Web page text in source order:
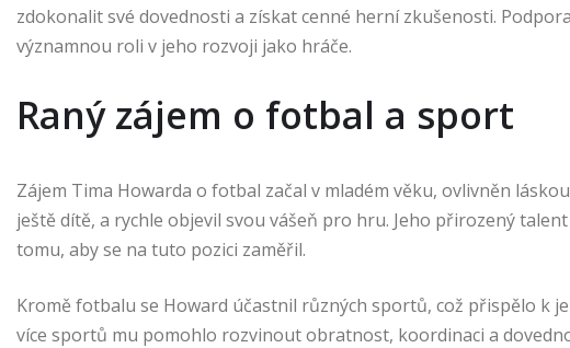
zdokonalit své dovednosti a získat cenné herní zkušenosti.
významnou roli v jeho rozvoji jako hráče.
Raný zájem o fotbal a sport
Zájem Tima Howarda o fotbal začal v mladém věku, ovlivněn
ještě dítě, a rychle objevil svou vášeň pro hru. Jeho přirozený
tomu, aby se na tuto pozici zaměřil.
Kromě fotbalu se Howard účastnil různých sportů, což přispělo k
více sportů mu pomohlo rozvinout obratnost, koordinaci a